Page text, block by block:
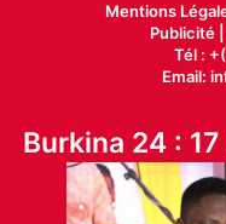
Mentions
Publicité|
Tél :
Email:
Burkina 24 :